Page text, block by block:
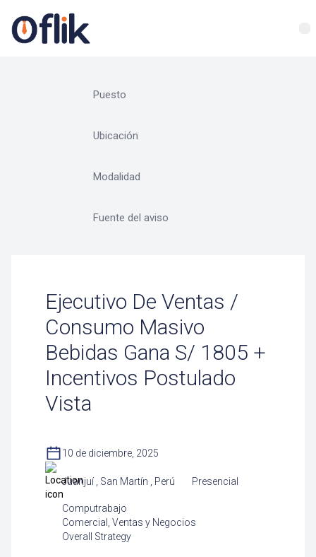
Ejecutivo De Ventas /
Consumo Masivo
Bebidas Gana S/ 1805 +
Incentivos Postulado
Vista
10 de diciembre, 2025
Juanjuí , San Martín , Perú Presencial
Computrabajo
Comercial, Ventas y Negocios
Overall Strategy